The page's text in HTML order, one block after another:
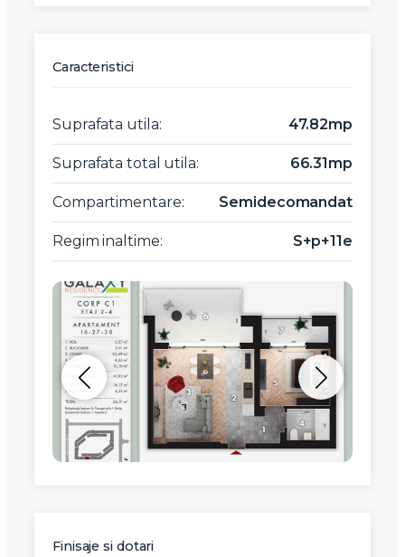
Caracteristici
Suprafata utila: 47.82mp
Suprafata total utila: 66.31mp
Compartimentare: Semidecomandat
Regim inaltime: S+p+11e
Finisaje si dotari